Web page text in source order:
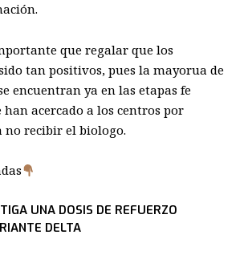
que regalar que los
tan positivos, pues la mayorua de
encuentran ya en las etapas fe
acercado a los centros por
recibir el biologo.
UNA DOSIS DE REFUERZO
DELTA